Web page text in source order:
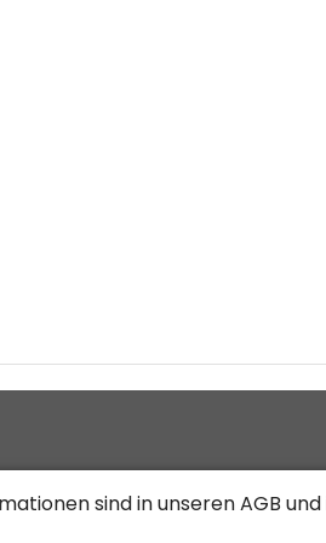
sind in unserenAGB